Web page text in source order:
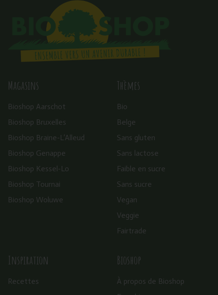
Magasins
Bioshop Aarschot
Bioshop Bruxelles
Bioshop Braine-L’Alleud
Bioshop Genappe
Bioshop Kessel-Lo
Bioshop Tournai
Bioshop Woluwe
Thèmes
Bio
Belge
Sans gluten
Sans lactose
Faible en sucre
Sans sucre
Vegan
Veggie
Fairtrade
Inspiration
Recettes
Bioshop
À propos de Bioshop